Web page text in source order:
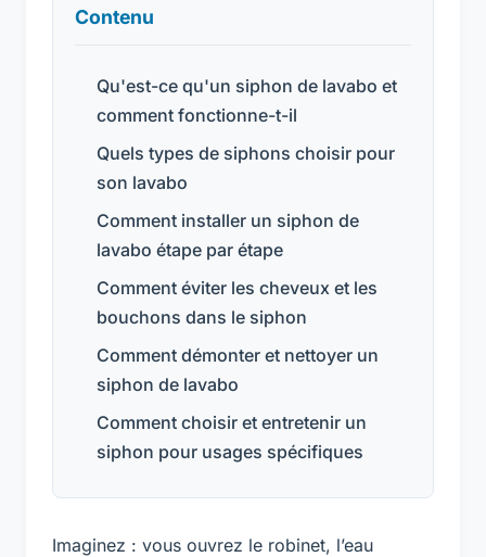
Contenu
Qu'est-ce qu'un siphon de lavabo et
comment fonctionne-t-il
Quels types de siphons choisir pour
son lavabo
Comment installer un siphon de
lavabo étape par étape
Comment éviter les cheveux et les
bouchons dans le siphon
Comment démonter et nettoyer un
siphon de lavabo
Comment choisir et entretenir un
siphon pour usages spécifiques
Imaginez : vous ouvrez le robinet, l’eau